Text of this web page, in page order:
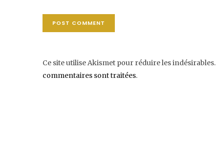
Ce site utilise Akismet pour réduire les indésirables.
commentaires sont traitées.